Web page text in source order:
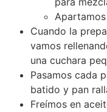
Cuando la
vamos
una cuchara
Pasamos cada
batido y pan
Freímos en